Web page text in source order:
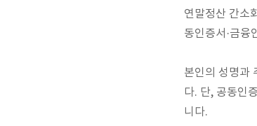
연말정산 간소
동인증서·금융
본인의 성명과
다. 단, 공동인
니다.